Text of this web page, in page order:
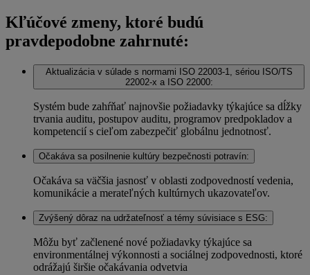
Kľúčové zmeny, ktoré budú
pravdepodobne zahrnuté:
Aktualizácia v súlade s normami ISO 22003-1, sériou ISO/TS
22002-x a ISO 22000:
Systém bude zahŕňať najnovšie požiadavky týkajúce sa dĺžky
trvania auditu, postupov auditu, programov predpokladov a
kompetencií s cieľom zabezpečiť globálnu jednotnosť.
Očakáva sa posilnenie kultúry bezpečnosti potravín:
Očakáva sa väčšia jasnosť v oblasti zodpovedností vedenia,
komunikácie a merateľných kultúrnych ukazovateľov.
Zvýšený dôraz na udržateľnosť a témy súvisiace s ESG:
Môžu byť začlenené nové požiadavky týkajúce sa
environmentálnej výkonnosti a sociálnej zodpovednosti, ktoré
odrážajú širšie očakávania odvetvia